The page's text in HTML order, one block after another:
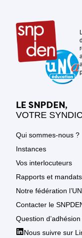
LE SNPDEN,
VOTRE
Qui sommes-nous ?
Instances
Vos interlocuteurs
Rapports et mandats
Notre fédération
Contacter le
Question d’adhésion
Nous suivre sur